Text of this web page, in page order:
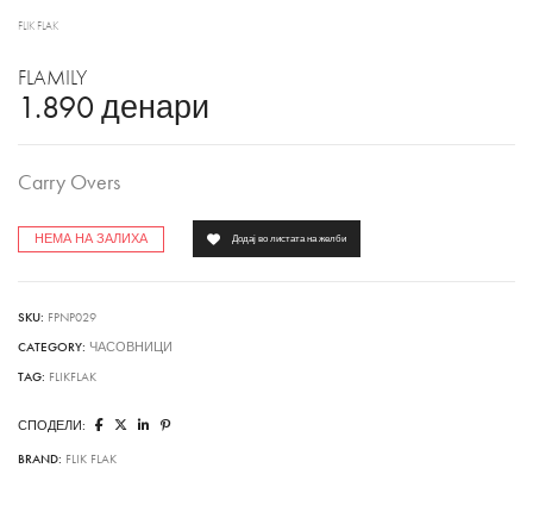
FLIK FLAK
FLAMILY
1.890 денари
Carry Overs
НЕМА НА ЗАЛИХА Додај во листата на желби
SKU: FPNP029
CATEGORY: ЧАСОВНИЦИ
TAG: FLIKFLAK
СПОДЕЛИ:
BRAND: FLIK FLAK